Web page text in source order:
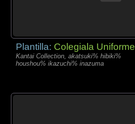
Plantilla: Colegiala Uniforme
Kantai Collection, akatsuki% hibiki%
houshou% ikazuchi% inazuma